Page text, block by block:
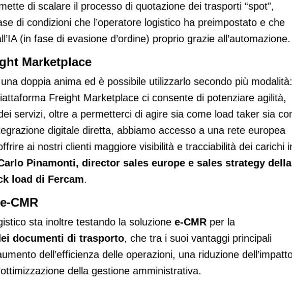
di scalare il processo di quotazione dei trasporti “spot”,
di condizioni che l’operatore logistico ha preimpostato e che
(in fase di evasione d’ordine) proprio grazie all’automazione.
Marketplace
doppia anima ed è possibile utilizzarlo secondo più modalità:
Freight Marketplace ci consente di potenziare agilità,
servizi, oltre a permetterci di agire sia come load taker sia
digitale diretta, abbiamo accesso a una rete europea
ai nostri clienti maggiore visibilità e tracciabilità dei carichi
Pinamonti, director sales europe e sales strategy della
load di Fercam.
CMR
sta inoltre testando la soluzione e-CMR per la
documenti di trasporto, che tra i suoi vantaggi principali
dell’efficienza delle operazioni, una riduzione
della gestione amministrativa.